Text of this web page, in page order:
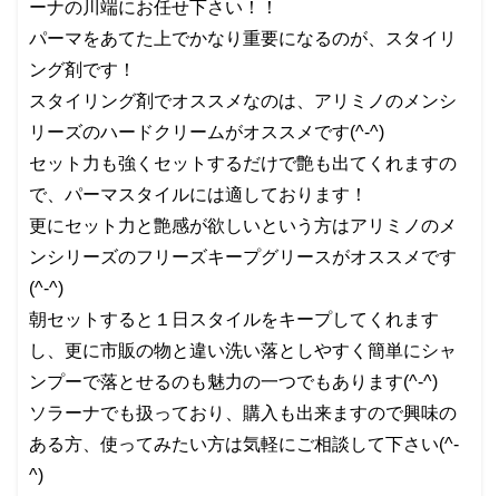
ーナの川端にお任せ下さい！！
パーマをあてた上でかなり重要になるのが、スタイリ
ング剤です！
スタイリング剤でオススメなのは、アリミノのメンシ
リーズのハードクリームがオススメです(^-^)
セット力も強くセットするだけで艶も出てくれますの
で、パーマスタイルには適しております！
更にセット力と艶感が欲しいという方はアリミノのメ
ンシリーズのフリーズキープグリースがオススメです
(^-^)
朝セットすると１日スタイルをキープしてくれます
し、更に市販の物と違い洗い落としやすく簡単にシャ
ンプーで落とせるのも魅力の一つでもあります(^-^)
ソラーナでも扱っており、購入も出来ますので興味の
ある方、使ってみたい方は気軽にご相談して下さい(^-
^)